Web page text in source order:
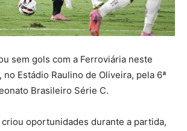
sem gols com a Ferroviária neste
no Estádio Raulino de Oliveira, pela 6ª
Brasileiro Série C.
criou oportunidades durante a partida,